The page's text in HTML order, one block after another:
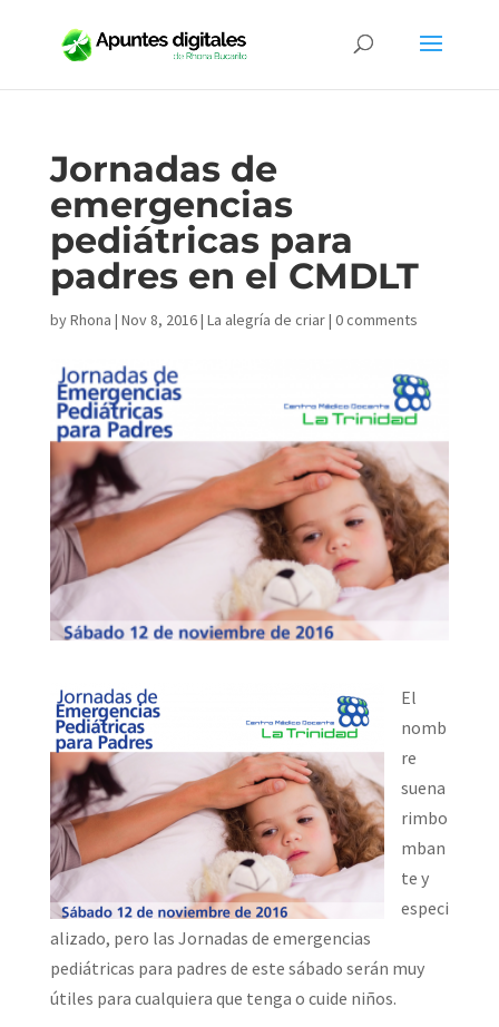
Jornadas de
emergencias
pediátricas para
padres en el CMDLT
byRhona | Nov 8, 2016| La alegría de criar| 0 comments
El
nomb
re
suena
rimbo
mban
te y
especi
alizado, pero las Jornadas de emergencias
pediátricas para padres de este sábado serán muy
útiles para cualquiera que tenga o cuide niños.